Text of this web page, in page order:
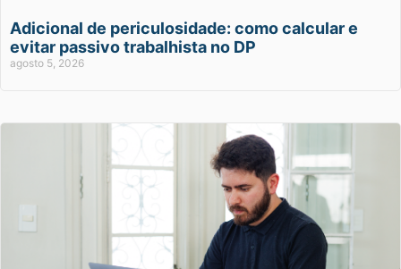
Adicional de periculosidade: como calcular e
evitar passivo trabalhista no DP
agosto 5, 2026